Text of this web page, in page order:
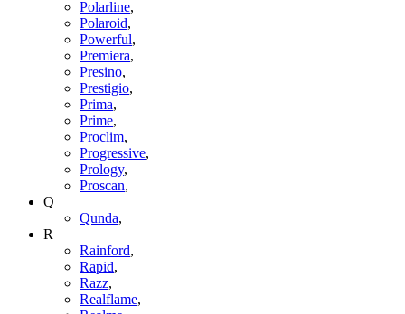
Polarline,
Polaroid,
Powerful,
Premiera,
Presino,
Prestigio,
Prima,
Prime,
Proclim,
Progressive,
Prology,
Proscan,
Q
Qunda,
R
Rainford,
Rapid,
Razz,
Realflame,